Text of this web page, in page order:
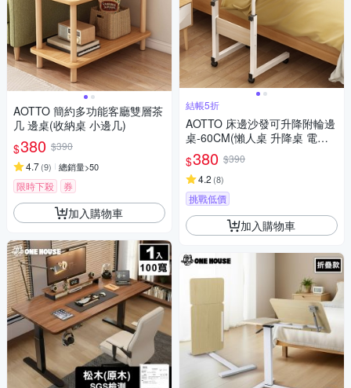
AOTTO 簡約多功能客廳雙層茶
几 邊桌(收納桌 小邊几)
$380 $390
4.7(9) 總銷量>50
限時下殺 券
加入購物車
結帳5折
AOTTO 床邊沙發可升降附輪邊
桌-60CM(懶人桌 升降桌 電腦
桌 邊几)
$380 $390
4.2 (8)
挑戰低價
加入購物車